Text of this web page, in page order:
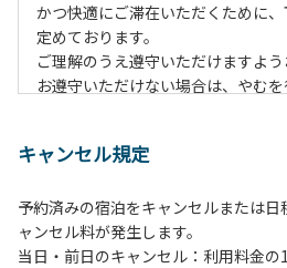
かつ快適にご滞在いただくために
定めております。
ご理解のうえ遵守いただけますよ
お遵守いただけない場合は、やむ
項
す。
2.施設内は土間スペースを含めてす
す。喫煙される方は屋外にて携帯灰
キャンセル規定
予約済みの宿泊をキャンセルまたは
ャンセル料が発生します。
当日・前日のキャンセル：利用料金の